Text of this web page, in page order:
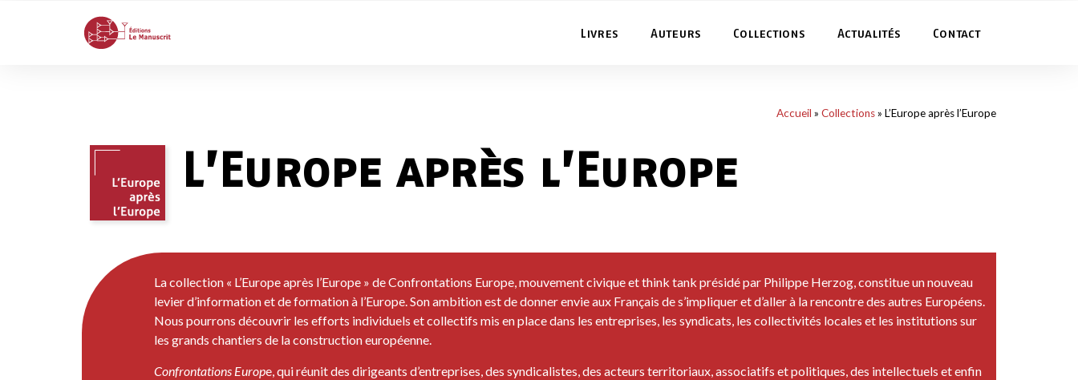
Livres Auteurs Collections Actualités Contact
Accueil » Collections» L’Europe après l’Europe
L’Europe après l’Europe
La collection « L’Europe après l’Europe » de Confrontations Europe, mouvement civique et think tank présidé par Philippe Herzog, constitue un nouveau
levier d’information et de formation à l’Europe. Son ambition est de donner envie aux Français de s’impliquer et d’aller à la rencontre des autres Européens.
Nous pourrons découvrir les efforts individuels et collectifs mis en place dans les entreprises, les syndicats, les collectivités locales et les institutions sur
les grands chantiers de la construction européenne.
Confrontations Europe, qui réunit des dirigeants d’entreprises, des syndicalistes, des acteurs territoriaux, associatifs et politiques, des intellectuels et enfin